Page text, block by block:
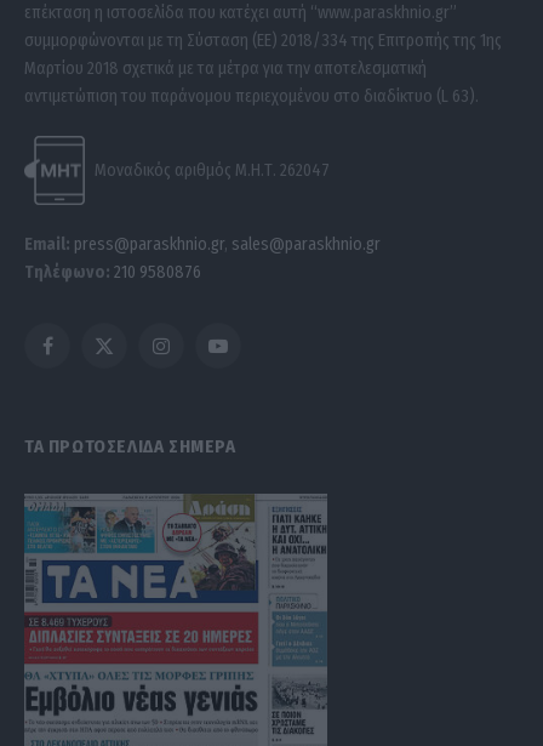
επέκταση η ιστοσελίδα που κατέχει αυτή “www.paraskhnio.gr”
συμμορφώνονται με τη Σύσταση (ΕΕ) 2018/334 της Επιτροπής της 1ης
Μαρτίου 2018 σχετικά με τα μέτρα για την αποτελεσματική
αντιμετώπιση του παράνομου περιεχομένου στο διαδίκτυο (L 63).
Μοναδικός αριθμός Μ.Η.Τ. 262047
Email: press@paraskhnio.gr, sales@paraskhnio.gr
Τηλέφωνο: 210 9580876
Facebook
X
InstagramYouTube
ΤΑ ΠΡΩΤΟΣΕΛΙΔΑ ΣΗΜΕΡΑ